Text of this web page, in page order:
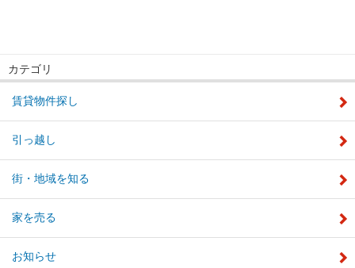
カテゴリ
賃貸物件探し
引っ越し
街・地域を知る
家を売る
お知らせ